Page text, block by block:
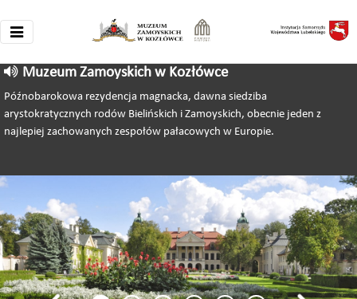
Muzeum Zamoyskich w Kozłówce
Późnobarokowa rezydencja magnacka, dawna siedziba
arystokratycznych rodów Bielińskich i Zamoyskich, obecnie jeden z
najlepiej zachowanych zespołów pałacowych w Europie.